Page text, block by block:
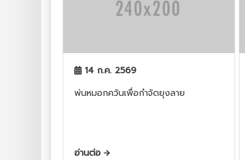
14 ก.ค. 2569
พ่นหมอกควันเพื่อกำจัดยุงลาย
อ่านต่อ